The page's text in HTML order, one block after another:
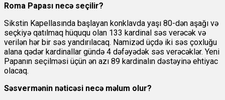
Roma Papası necə seçilir?
Sikstin Kapellasında başlayan konklavda yaşı 80-dən aşağı və
seçkiyə qatılmaq hüququ olan 133 kardinal səs verəcək və
verilən hər bir səs yandırılacaq. Namizəd üçdə iki səs çoxluğu
alana qədər kardinallar gündə 4 dəfəyədək səs verəcəklər. Yeni
Papanın seçilməsi üçün ən azı 89 kardinalın dəstəyinə ehtiyac
olacaq.
Səsvermənin nəticəsi necə məlum olur?